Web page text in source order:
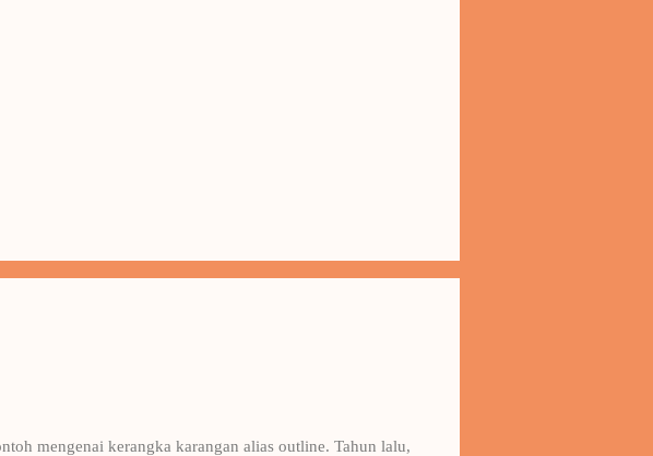
mengenai kerangka karangan alias outline. Tahun lalu,